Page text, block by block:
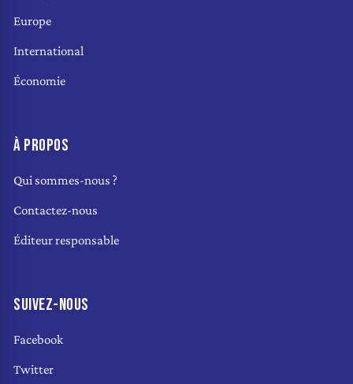
Europe
International
Économie
À PROPOS
Qui sommes-nous ?
Contactez-nous
Éditeur responsable
SUIVEZ-NOUS
Facebook
Twitter